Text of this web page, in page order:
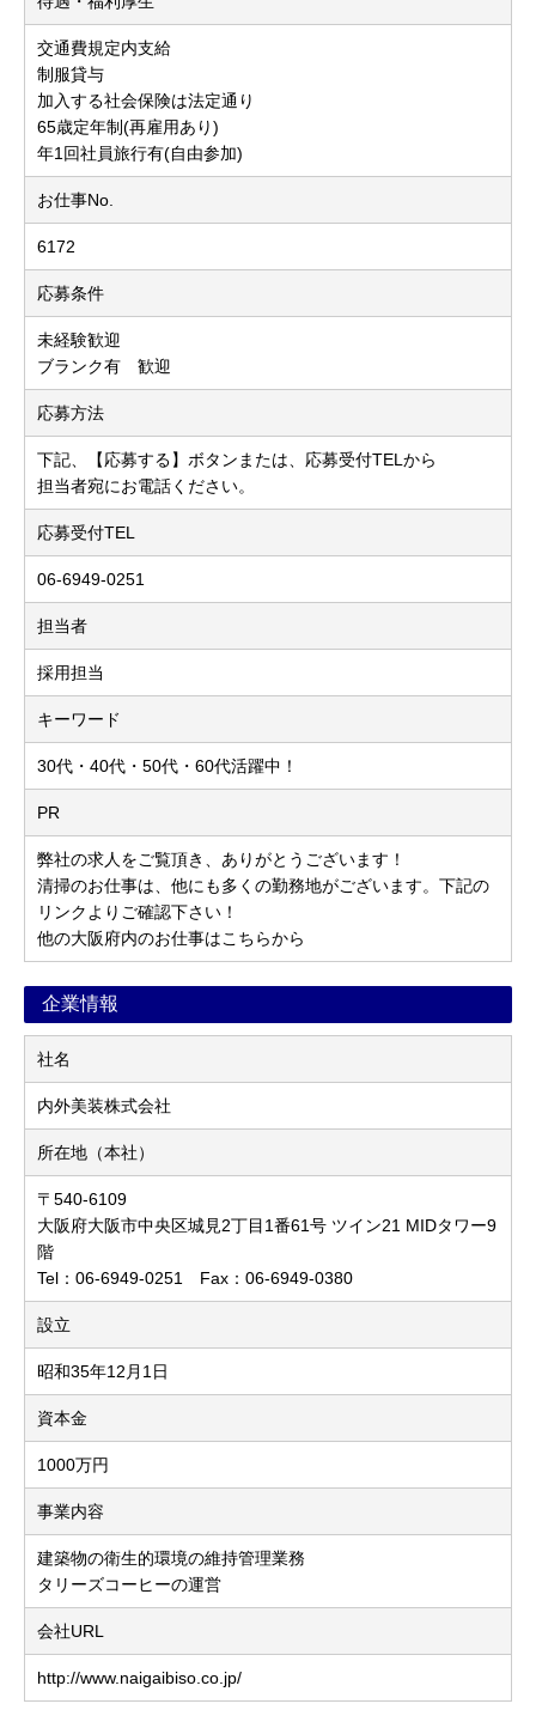
交通費規定内支給
制服貸与
加入する社会保険は法定通り
65歳定年制(再雇用あり)
年1回社員旅行有(自由参加)
お仕事No.
6172
応募条件
未経験歓迎
ブランク有 歓迎
応募方法
下記、【応募する】ボタンまたは、応募受付TELから
担当者宛にお電話ください。
応募受付TEL
06-6949-0251
担当者
採用担当
キーワード
30代・40代・50代・60代活躍中！
PR
弊社の求人をご覧頂き、ありがとうございます！
清掃のお仕事は、他にも多くの勤務地がございます。下記の
リンクよりご確認下さい！
他の大阪府内のお仕事はこちらから
企業情報
社名
内外美装株式会社
所在地（本社）
〒540-6109
大阪府大阪市中央区城見2丁目1番61号 ツイン21 MIDタワー9
階
Tel：06-6949-0251 Fax：06-6949-0380
設立
昭和35年12月1日
資本金
1000万円
事業内容
建築物の衛生的環境の維持管理業務
タリーズコーヒーの運営
会社URL
http://www.naigaibiso.co.jp/